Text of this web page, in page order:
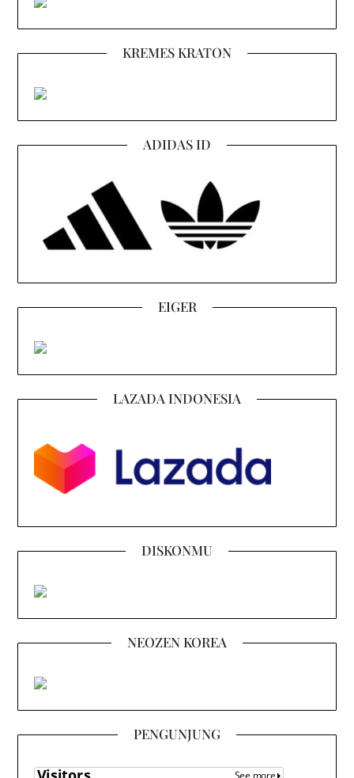
KREMES KRATON
ADIDAS ID
EIGER
LAZADA INDONESIA
DISKONMU
NEOZEN KOREA
PENGUNJUNG